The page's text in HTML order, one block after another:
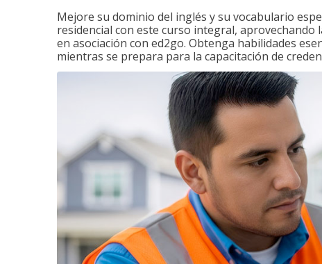
Mejore su dominio del inglés y su vocabulario
residencial con este curso integral, aprovechando
en asociación con ed2go. Obtenga habilidades
mientras se prepara para la capacitación de